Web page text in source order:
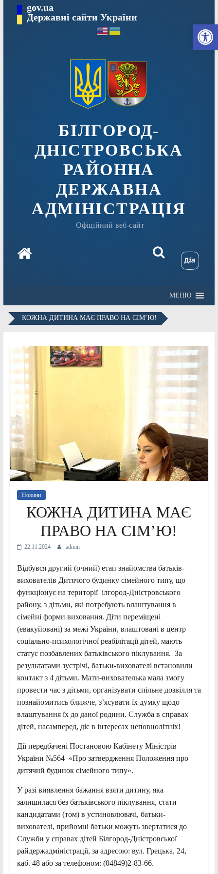
вмісту
gov.ua
Державні сайти України
БІЛГОРОД-
ДНІСТРОВСЬКА
РАЙОННА
ДЕРЖАВНА
АДМІНІСТРАЦІЯ
Офіційний веб-сайт
МЕНЮ
КОЖНА ДИТИНА МАЄ ПРАВО НА СІМ’Ю!
Новини
КОЖНА ДИТИНА МАЄ
ПРАВО НА СІМ’Ю!
22.11.2024 admin
Відбувся другий (очний) етап знайомства батьків-
вихователів Дитячого будинку сімейного типу, що
функціонує на території ілгород-Дністровського
району, з дітьми, які потребують влаштування в
сімейні форми виховання. Діти переміщені
(евакуйовані) за межі України, влаштовані в центр
соціально-психологічної реабілітації дітей, мають
статус позбавлених батьківського піклування. За
результатами зустрічі, батьки-вихователі встановили
контакт з 4 дітьми. Мати-вихователька мала змогу
провести час з дітьми, організувати спільне дозвілля та
познайомитись ближче, зʼясувати їх думку щодо
влаштування їх до даної родини. Служба в справах
дітей, насамперед, діє в інтересах неповнолітніх!
Дії передбачені Постановою Кабінету Міністрів
України №564 «Про затвердження Положення про
дитячий будинок сімейного типу».
У разі виявлення бажання взяти дитину, яка
залишилася без батьківського піклування, стати
кандидатами (том) в устиновлювачі, батьки-
вихователі, прийомні батьки можуть звертатися до
Служби у справах дітей Білгород-Дністровської
райдержадміністрації, за адресою: вул. Грецька, 24,
каб. 48 або за телефоном: (04849)2-83-66.